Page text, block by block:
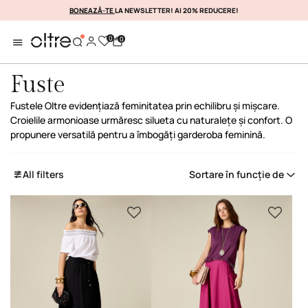
PROFITAȚI DE EA IMEDIATA
BONEAZĂ-TELA NEWSLETTER! AI 20% REDUCERE!
0 0
Fuste
Fustele Oltre evidențiază feminitatea prin echilibru și mișcare.
Croielile armonioase urmăresc silueta cu naturalețe și confort. O
propunere versatilă pentru a îmbogăți garderoba feminină.
All filters Sortare în funcție de